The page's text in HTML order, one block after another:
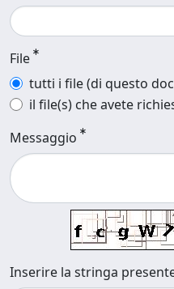
File
tutti i file (di questo
il file(s) che avete
Messaggio
Inserire la stringa